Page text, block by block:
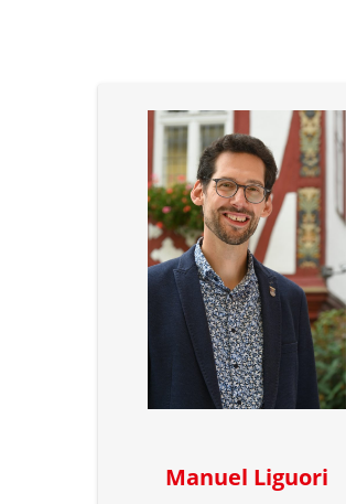
Manuel Liguori